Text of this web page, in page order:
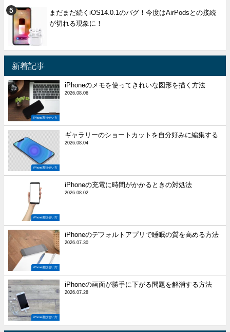
まだまだ続くiOS14.0.1のバグ！今度はAirPodsとの接続
が切れる現象に！
新着記事
iPhone裏技使い方
iPhoneのメモを使ってきれいな図形を描く方法
2026.08.06
iPhone裏技使い方
ギャラリーのショートカットを自分好みに編集する
2026.08.04
iPhone裏技使い方
iPhoneの充電に時間がかかるときの対処法
2026.08.02
iPhone裏技使い方
iPhoneのデフォルトアプリで睡眠の質を高める方法
2026.07.30
iPhone裏技使い方
iPhoneの画面が勝手に下がる問題を解消する方法
2026.07.28